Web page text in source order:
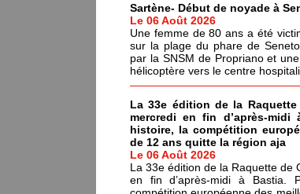
Sartène- Début de noyade à
Le 06 Août 2026
Une femme de 80 ans a été
sur la plage du phare de
par la SNSM de Propriano et
hélicoptère vers le centre
La 33e édition de la
mercredi en fin d’après-
histoire, la compétition
de 12 ans quitte la région aja
Le 06 Août 2026
La 33e édition de la Raquette de
en fin d’après-midi à Bastia.